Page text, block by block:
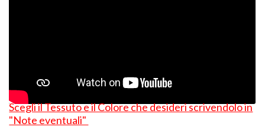
Scegli il Tessuto e il Colore che desideri scrivendolo in
"Note eventuali"